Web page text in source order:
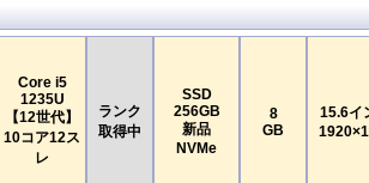
Core i5
1235U
【12世代】
10コア12ス
レ
ランク
取得中
SSD
256GB
新品
NVMe
8
GB
15.6イ